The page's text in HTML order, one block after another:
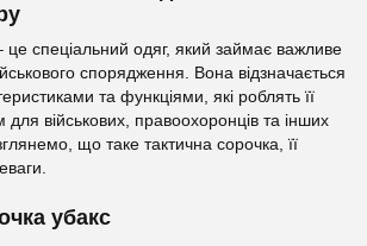
це спеціальний одяг, який займає важливе
спорядження. Вона відзначається
та функціями, які роблять її
військових, правоохоронців та інших
що таке тактична сорочка, її